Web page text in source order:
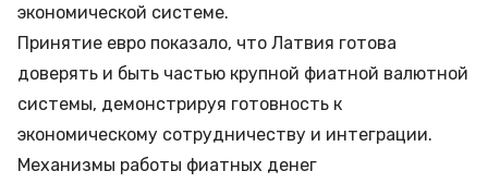
экономической системе.
Принятие евро показало, что Латвия готова
доверять и быть частью крупной фиатной валютной
системы, демонстрируя готовность к
экономическому сотрудничеству и интеграции.
Механизмы работы фиатных денег